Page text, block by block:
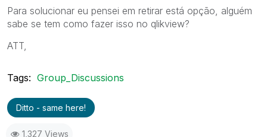
Para solucionar eu pensei em retirar está opção, alguém
sabe se tem como fazer isso no qlikview?
ATT,
Tags: Group_Discussions
Ditto - same here!
1,327 Views